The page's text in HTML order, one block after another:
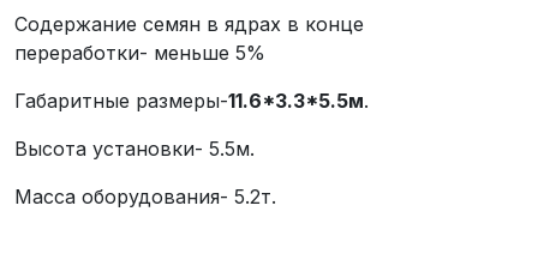
Содержание семян в ядрах в конце
переработки- меньше 5%
Габаритные размеры-11.6*3.3*5.5м.
Высота установки- 5.5м.
Масса оборудования- 5.2т.